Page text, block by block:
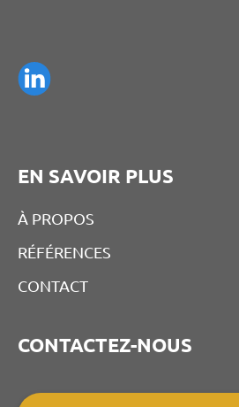
EN SAVOIR PLUS
À PROPOS
RÉFÉRENCES
CONTACT
CONTACTEZ-NOUS